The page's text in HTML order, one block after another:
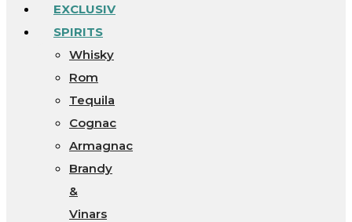
EXCLUSIV
SPIRITS
Whisky
Rom
Tequila
Cognac
Armagnac
Brandy
&
Vinars